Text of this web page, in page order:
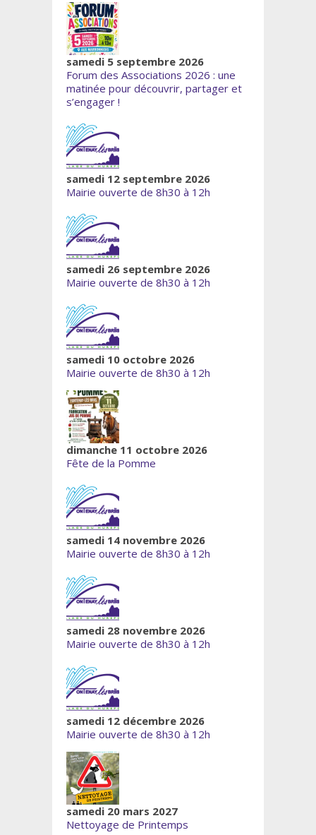
samedi 5 septembre 2026
Forum des Associations 2026 : une
matinée pour découvrir, partager et
s’engager !
samedi 12 septembre 2026
Mairie ouverte de 8h30 à 12h
samedi 26 septembre 2026
Mairie ouverte de 8h30 à 12h
samedi 10 octobre 2026
Mairie ouverte de 8h30 à 12h
dimanche 11 octobre 2026
Fête de la Pomme
samedi 14 novembre 2026
Mairie ouverte de 8h30 à 12h
samedi 28 novembre 2026
Mairie ouverte de 8h30 à 12h
samedi 12 décembre 2026
Mairie ouverte de 8h30 à 12h
samedi 20 mars 2027
Nettoyage de Printemps